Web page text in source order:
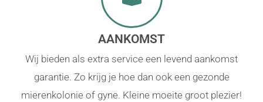
AANKOMST
Wij bieden als extra service een levend aankomst
garantie. Zo krijg je hoe dan ook een gezonde
mierenkolonie of gyne. Kleine moeite groot plezier!